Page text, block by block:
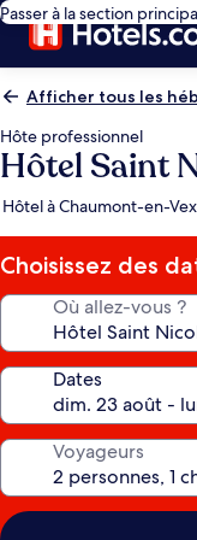
Passer à la section
Afficher tous les
Hôte professionnel
Hôtel Saint
Hôtel à Chaumont-en-
Choisissez des
Où allez-vous ?
Dates
Voyageurs